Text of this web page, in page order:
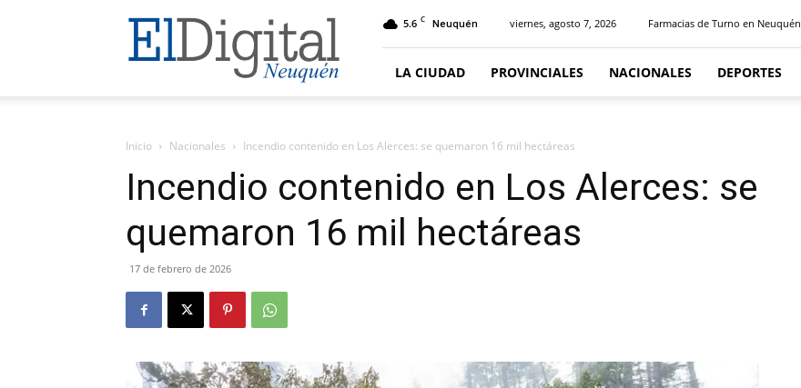
El
Digital
Neuquen
5.6 C Neuquén viernes, agosto 7, 2026 Farmacias de Turno en Neuquén
LA CIUDAD PROVINCIALES NACIONALES DEPORTES
Inicio Nacionales Incendio contenido en Los Alerces: se quemaron 16 mil hectáreas
Incendio contenido en Los Alerces: se
quemaron 16 mil hectáreas
17 de febrero de 2026